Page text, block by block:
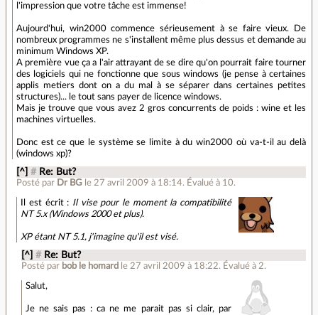
l'impression que votre tâche est immense!
Aujourd'hui, win2000 commence sérieusement à se faire vieux. De
nombreux programmes ne s'installent même plus dessus et demande au
minimum Windows XP.
A première vue ça a l'air attrayant de se dire qu'on pourrait faire tourner
des logiciels qui ne fonctionne que sous windows (je pense à certaines
applis metiers dont on a du mal à se séparer dans certaines petites
structures)... le tout sans payer de licence windows.
Mais je trouve que vous avez 2 gros concurrents de poids : wine et les
machines virtuelles.
Donc est ce que le système se limite à du win2000 où va-t-il au delà
(windows xp)?
[^] # Re: But?
Posté par Dr BG le 27 avril 2009 à 18:14. Évalué à 10.
Il est écrit : Il vise pour le moment la compatibilité
NT 5.x (Windows 2000 et plus).
XP étant NT 5.1, j'imagine qu'il est visé.
[^] # Re: But?
Posté par bob le homard le 27 avril 2009 à 18:22. Évalué à 2.
Salut,
Je ne sais pas : ca ne me parait pas si clair, par